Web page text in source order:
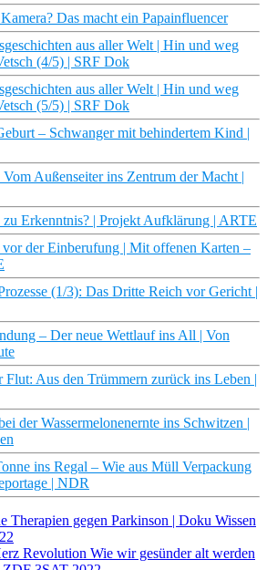
Das macht ein Papainfluencer
aus aller Welt | Hin und weg
(4/5) | SRF Dok
aus aller Welt | Hin und weg
(5/5) | SRF Dok
– Schwanger mit behindertem Kind |
Außenseiter ins Zentrum der Macht |
Erkenntnis? | Projekt Aufklärung | ARTE
der Einberufung | Mit offenen Karten –
(1/3): Das Dritte Reich vor Gericht |
– Der neue Wettlauf ins All | Von
Flut: Aus den Trümmern zurück ins Leben |
der Wassermelonenernte ins Schwitzen |
ins Regal – Wie aus Müll Verpackung
| NDR
Therapien gegen Parkinson | Doku Wissen
Revolution Wie wir gesünder alt werden